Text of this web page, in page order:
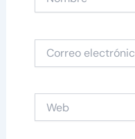
Correo
electrónico*